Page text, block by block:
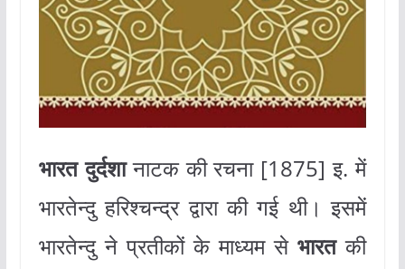
भारत दुर्दशानाटक की रचना [1875] इ. में
भारतेन्दु हरिश्चन्द्र द्वारा की गई थी। इसमें
भारतेन्दु ने प्रतीकों के माध्यम सेभारतकी